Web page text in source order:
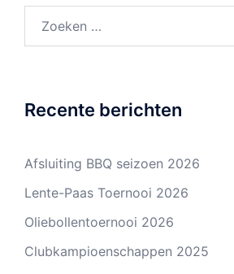
naar:
Recente berichten
Afsluiting BBQ seizoen 2026
Lente-Paas Toernooi 2026
Oliebollentoernooi 2026
Clubkampioenschappen 2025